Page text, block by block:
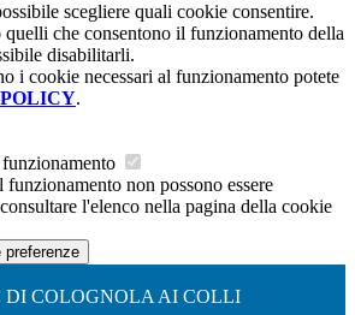
scegliere quali cookie consentire.
quelli che consentono il funzionamento della
disabilitarli.
i cookie necessari al funzionamento potete
.
non possono essere
l'elenco nella pagina della cookie
preferenze
DI COLOGNOLA AI COLLI